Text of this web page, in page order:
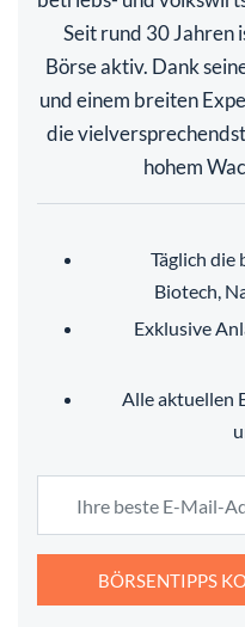
Seit rund 30 Jahren
Börse aktiv. Dank
und einem breiten
die
hohem
Täglich die
Biotech,
Exklusive
Alle aktuellen
BÖRSENTIPPS